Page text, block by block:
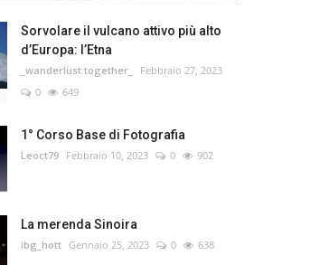
Sorvolare il vulcano attivo più alto
d’Europa: l’Etna
_wanderlust.together_
Febbraio 27, 2023
0
649
1° Corso Base di Fotografia
Leoct79 Febbraio 10, 2023 0 902
La merenda Sinoira
ibg_hott Gennaio 25, 2023 0 638